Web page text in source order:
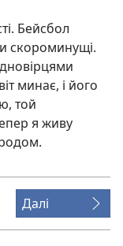
Бейсбол
скороминущі.
минає, і його
той
я живу
Далі